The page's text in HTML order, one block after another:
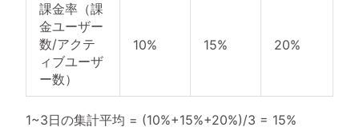
課金率（課
金ユーザー
数/アクテ
ィブユーザ
ー数）
10% 15% 20%
1~3日の集計平均 = (10%+15%+20%)/3 = 15%